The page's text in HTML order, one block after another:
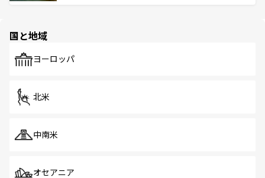
で、ホーカーズは地元の風情を楽しめる外せないスポット
国と地域
ヨーロッパ
北米
中南米
オセアニア